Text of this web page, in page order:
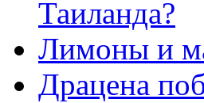
Таиланда?
Лимоны и
Драцена